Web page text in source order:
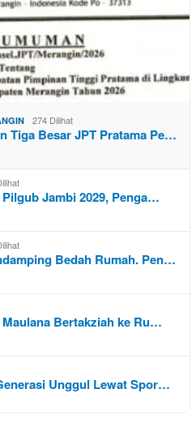
274 Dilihat
Tiga Besar JPT Pratama Pe…
Jambi 2029, Penga…
Bedah Rumah. Pen…
Bertakziah ke Ru…
Unggul Lewat Spor…